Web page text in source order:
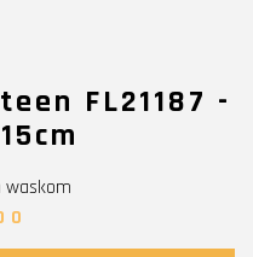
FL21187 -
waskom